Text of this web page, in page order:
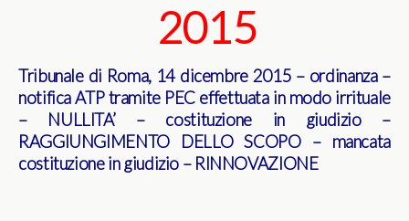
2015
Tribunale di Roma, 14 dicembre 2015 – ordinanza –
notifica ATP tramite PEC effettuata in modo irrituale
– NULLITA’ – costituzione in giudizio –
RAGGIUNGIMENTO DELLO SCOPO – mancata
costituzione in giudizio – RINNOVAZIONE